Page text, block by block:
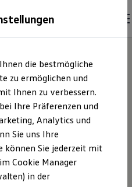
|
Seite ist die Volkswagen
& Rechtliches
die bestmögliche
zu ermöglichen und
Ihnen zu verbessern.
Ihre Präferenzen und
Analytics und
Sie uns Ihre
können Sie jederzeit mit
Cookie Manager
in der